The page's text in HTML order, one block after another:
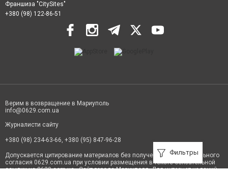
Фильтры
Франшиза "CitySites"
+380 (98) 122-86-51
Верим в возвращение в Мариуполь
info@0629.com.ua
Журналисти сайту
+380 (98) 234-63-66, +380 (95) 847-96-28
Допускается цитирование материалов без получения предварительного
согласия 0629.com.ua при условии размещения в тексте обязательной
ссылки на 0629.com.ua - Сайт города Мариуполя. Для интернет-изданий